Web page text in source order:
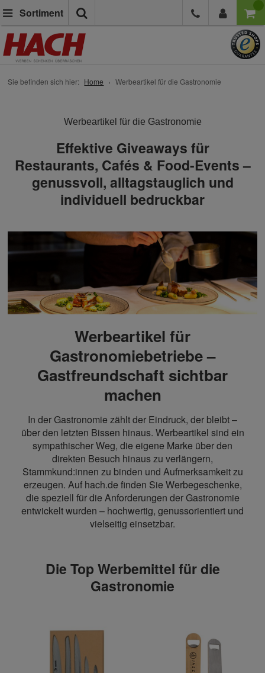
Sortiment
Sie befinden sich hier: Home Werbeartikel für die Gastronomie
Werbeartikel für die Gastronomie
Effektive Giveaways für
Restaurants, Cafés & Food-Events –
genussvoll, alltagstauglich und
individuell bedruckbar
Werbeartikel für
Gastronomiebetriebe –
Gastfreundschaft sichtbar
machen
In der Gastronomie zählt der Eindruck, der bleibt –
über den letzten Bissen hinaus. Werbeartikel sind ein
sympathischer Weg, die eigene Marke über den
direkten Besuch hinaus zu verlängern,
Stammkund:innen zu binden und Aufmerksamkeit zu
erzeugen. Auf hach.de finden Sie Werbegeschenke,
die speziell für die Anforderungen der Gastronomie
entwickelt wurden – hochwertig, genussorientiert und
vielseitig einsetzbar.
Die Top Werbemittel für die
Gastronomie